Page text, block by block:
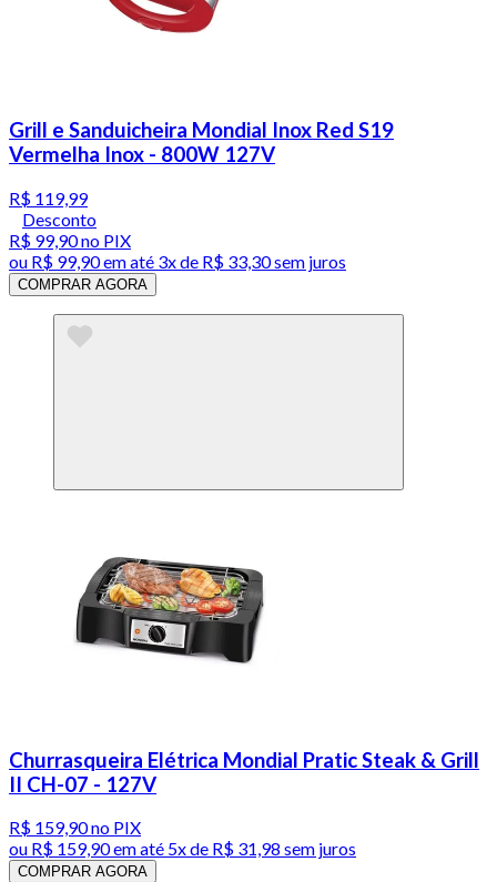
Grill e Sanduicheira Mondial Inox Red S19
Vermelha Inox - 800W 127V
R$ 119,99
Desconto
R$ 99,90no PIX
ou R$ 99,90em até 3x de R$ 33,30 sem juros
COMPRAR AGORA
Churrasqueira Elétrica Mondial Pratic Steak & Grill
II CH-07 - 127V
R$ 159,90no PIX
ou R$ 159,90em até 5x de R$ 31,98 sem juros
COMPRAR AGORA